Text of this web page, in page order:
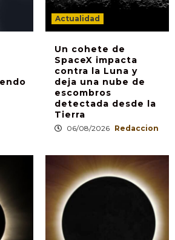
Actualidad
Un cohete de
SpaceX impacta
contra la Luna y
deja una nube de
escombros
detectada desde la
Tierra
06/08/2026 Redaccion